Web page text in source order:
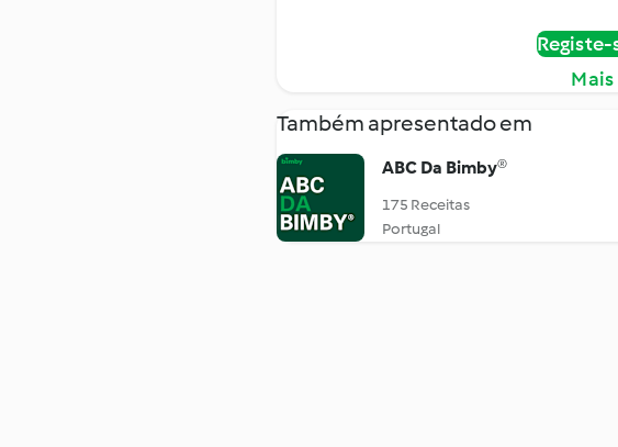
Também apresentado em
ABC Da Bimby®
175 Receitas
Portugal